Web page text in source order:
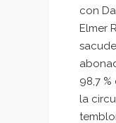
con
Elmer
98,7
la